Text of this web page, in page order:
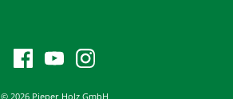
© 2026 Pieper Holz GmbH